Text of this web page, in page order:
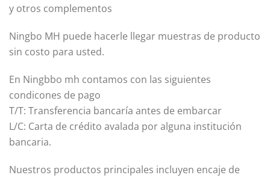
y otros complementos
Ningbo MH puede hacerle llegar muestras de producto
sin costo para usted.
En Ningbbo mh contamos con las siguientes
condicones de pago
T/T: Transferencia bancaría antes de embarcar
L/C: Carta de crédito avalada por alguna institución
bancaria.
Nuestros productos principales incluyen encaje de